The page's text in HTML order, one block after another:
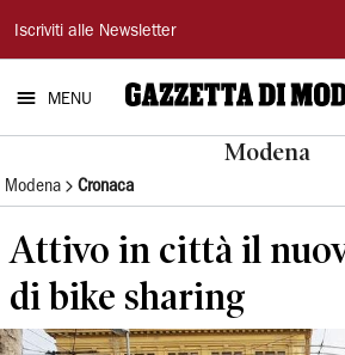
Gazzetta
di
Modena
Iscriviti alle Newsletter
MENU
Modena
Modena Cronaca
Attivo in città il
di bike sharing